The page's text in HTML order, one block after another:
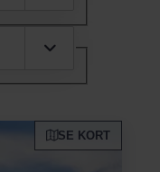
SE KORT